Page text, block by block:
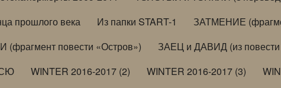
прошлого века Из папки START-1
ЗАТМЕНИЕ
повести «Остров»)
ЗАЕЦ и ДАВИД (из повести
WINTER 2016-2017 (2) WINTER 2016-2017 (3)